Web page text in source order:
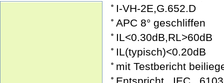
I-VH-2E,G.652.D
APC 8° geschliffen
IL<0.30dB,RL>60dB
IL(typisch)<0.20dB
mit Testbericht